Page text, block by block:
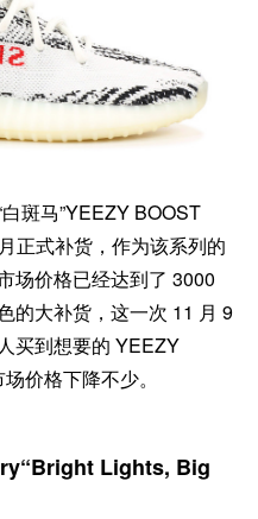
斑马”YEEZY BOOST
正式补货，作为该系列的
场价格已经达到了 3000
的大补货，这一次 11 月 9
买到想要的 YEEZY
价格下降不少。
Lights, Big